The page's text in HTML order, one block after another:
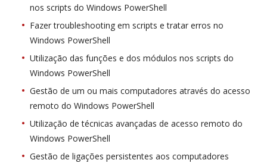
nos scripts do Windows PowerShell
Fazer troubleshooting em scripts e tratar erros no
Windows PowerShell
Utilização das funções e dos módulos nos scripts do
Windows PowerShell
Gestão de um ou mais computadores através do acesso
remoto do Windows PowerShell
Utilização de técnicas avançadas de acesso remoto do
Windows PowerShell
Gestão de ligações persistentes aos computadores